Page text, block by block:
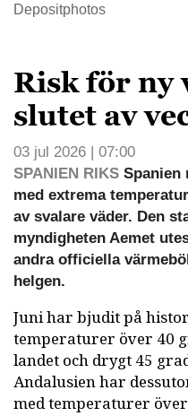
Depositphotos
Risk för ny
slutet av
03 jul 2026 | 07:00
SPANIEN RIKS Spanien
med extrema
av svalare väder. Den
myndigheten Aemet
andra officiella
helgen.
Juni har bjudit på
temperaturer över 40
landet och drygt 45
Andalusien har
med temperaturer